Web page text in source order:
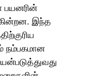
பயனரின்
இந்த
நம்பகமான